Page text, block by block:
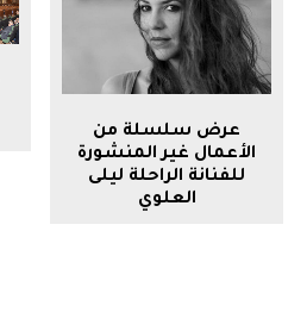
عرض سلسلة من
الأعمال غير المنشورة
للفنانة الراحلة ليلى
العلوي